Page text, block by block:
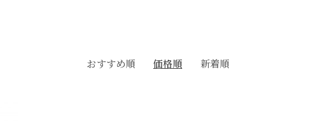
おすすめ順 価格順 新着順